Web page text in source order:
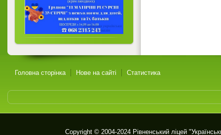
Головна сторінка Нове на сайті Статистика
Copyright © 2004-2024 Рівненський ліцей